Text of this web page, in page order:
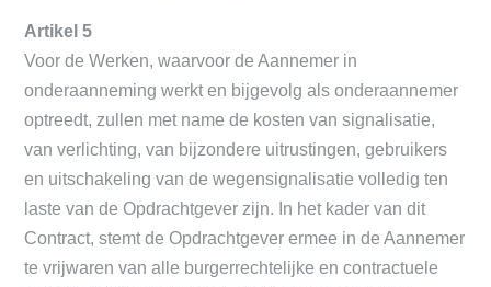
Artikel 5
Voor de Werken, waarvoor de Aannemer in
onderaanneming werkt en bijgevolg als onderaannemer
optreedt, zullen met name de kosten van signalisatie,
van verlichting, van bijzondere uitrustingen, gebruikers
en uitschakeling van de wegensignalisatie volledig ten
laste van de Opdrachtgever zijn. In het kader van dit
Contract, stemt de Opdrachtgever ermee in de Aannemer
te vrijwaren van alle burgerrechtelijke en contractuele